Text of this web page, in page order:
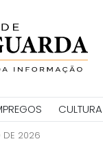
CULTURA
DE 2026